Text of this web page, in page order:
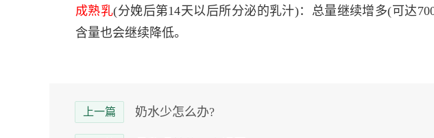
成熟乳(分娩后第14天以后所分泌的乳汁)：总量继续增多(可达
含量也会继续降低。
上一篇 奶水少怎么办?